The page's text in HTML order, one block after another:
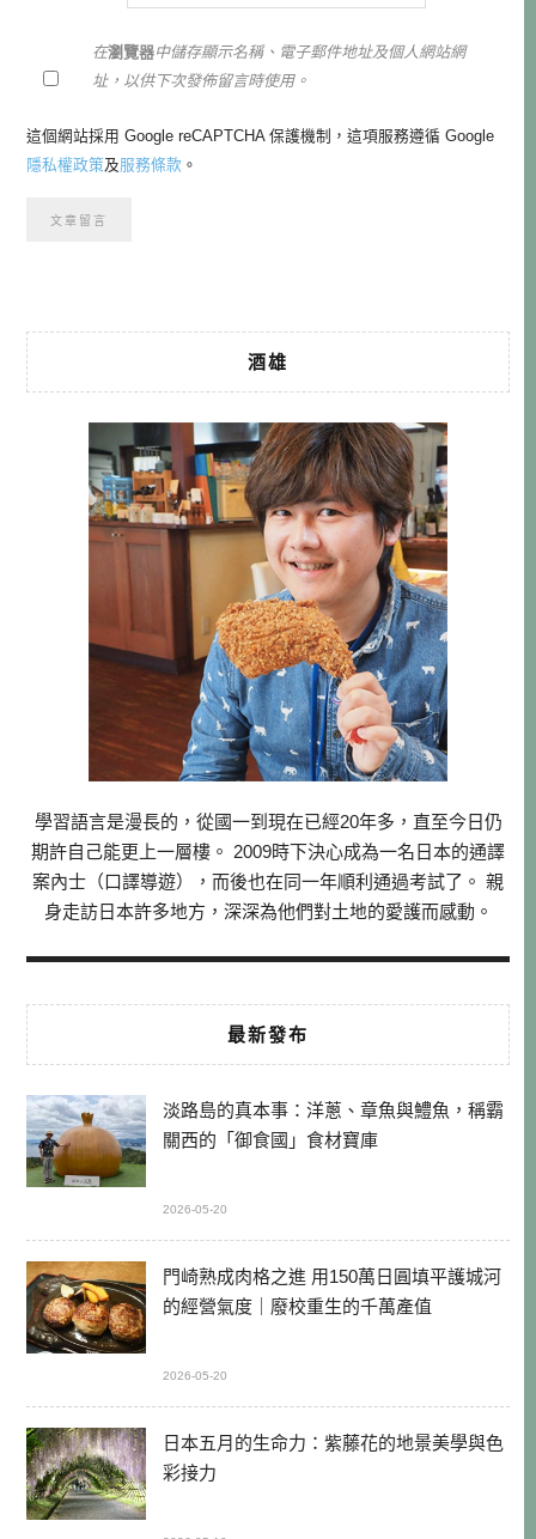
在瀏覽器中儲存顯示名稱、電子郵件地址及個人網站網
址，以供下次發佈留言時使用。
這個網站採用 Google reCAPTCHA 保護機制，這項服務遵循 Google
隱私權政策及服務條款 。
酒雄
學習語言是漫長的，從國一到現在已經20年多，直至今日仍
期許自己能更上一層樓。 2009時下決心成為一名日本的通譯
案內士（口譯導遊），而後也在同一年順利通過考試了。 親
身走訪日本許多地方，深深為他們對土地的愛護而感動。
最新發布
淡路島的真本事：洋蔥、章魚與鱧魚，稱霸
關西的「御食國」食材寶庫
2026-05-20
門崎熟成肉格之進 用150萬日圓填平護城河
的經營氣度｜廢校重生的千萬產值
2026-05-20
日本五月的生命力：紫藤花的地景美學與色
彩接力